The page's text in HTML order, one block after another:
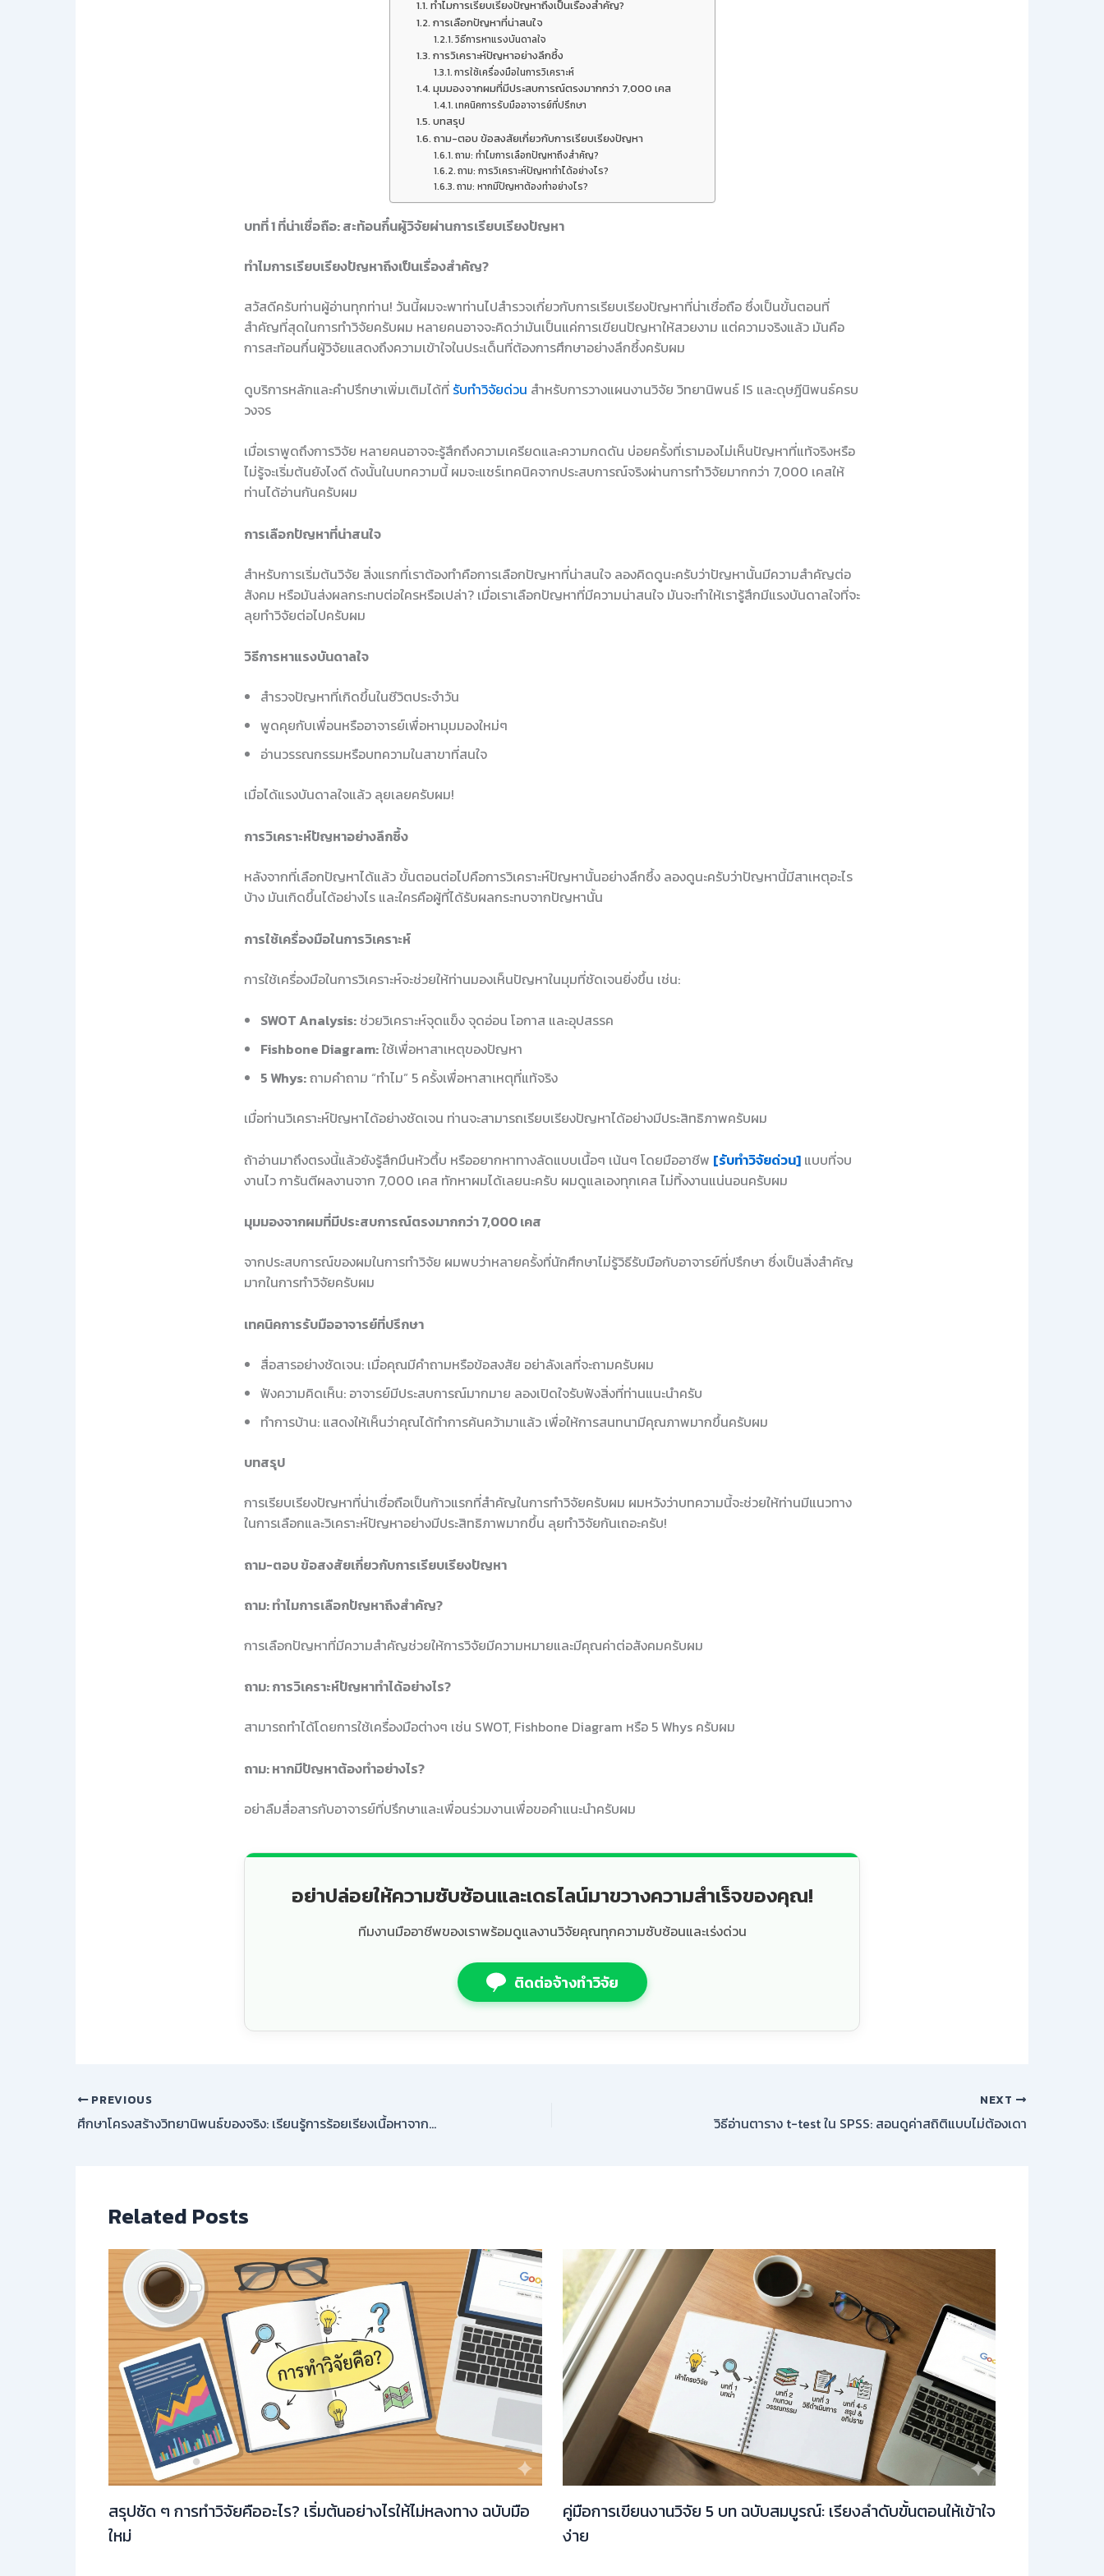
ทำไมการเรียบเรียงปัญหาถึงเป็นเรื่องสำคัญ?
การเลือกปัญหาที่น่าสนใจ
วิธีการหาแรงบันดาลใจ
การวิเคราะห์ปัญหาอย่างลึกซึ้ง
การใช้เครื่องมือในการวิเคราะห์
มุมมองจากผมที่มีประสบการณ์ตรงมากกว่า 7,000 เคส
เทคนิคการรับมืออาจารย์ที่ปรึกษา
บทสรุป
ถาม-ตอบ ข้อสงสัยเกี่ยวกับการเรียบเรียงปัญหา
ถาม: ทำไมการเลือกปัญหาถึงสำคัญ?
ถาม: การวิเคราะห์ปัญหาทำได้อย่างไร?
ถาม: หากมีปัญหาต้องทำอย่างไร?
บทที่ 1 ที่น่าเชื่อถือ: สะท้อนกึ๋นผู้วิจัยผ่านการเรียบเรียงปัญหา
ทำไมการเรียบเรียงปัญหาถึงเป็นเรื่องสำคัญ?
สวัสดีครับท่านผู้อ่านทุกท่าน! วันนี้ผมจะพาท่านไปสำรวจเกี่ยวกับการเรียบเรียงปัญหาที่น่าเชื่อถือ ซึ่งเป็นขั้นตอนที่
สำคัญที่สุดในการทำวิจัยครับผม หลายคนอาจจะคิดว่ามันเป็นแค่การเขียนปัญหาให้สวยงาม แต่ความจริงแล้ว มันคือ
การสะท้อนกึ๋นผู้วิจัยแสดงถึงความเข้าใจในประเด็นที่ต้องการศึกษาอย่างลึกซึ้งครับผม
ดูบริการหลักและคำปรึกษาเพิ่มเติมได้ที่ รับทำวิจัยด่วน สำหรับการวางแผนงานวิจัย วิทยานิพนธ์ IS และดุษฎีนิพนธ์ครบ
วงจร
เมื่อเราพูดถึงการวิจัย หลายคนอาจจะรู้สึกถึงความเครียดและความกดดัน บ่อยครั้งที่เรามองไม่เห็นปัญหาที่แท้จริงหรือ
ไม่รู้จะเริ่มต้นยังไงดี ดังนั้นในบทความนี้ ผมจะแชร์เทคนิคจากประสบการณ์จริงผ่านการทำวิจัยมากกว่า 7,000 เคสให้
ท่านได้อ่านกันครับผม
การเลือกปัญหาที่น่าสนใจ
สำหรับการเริ่มต้นวิจัย สิ่งแรกที่เราต้องทำคือการเลือกปัญหาที่น่าสนใจ ลองคิดดูนะครับว่าปัญหานั้นมีความสำคัญต่อ
สังคม หรือมันส่งผลกระทบต่อใครหรือเปล่า? เมื่อเราเลือกปัญหาที่มีความน่าสนใจ มันจะทำให้เรารู้สึกมีแรงบันดาลใจที่จะ
ลุยทำวิจัยต่อไปครับผม
วิธีการหาแรงบันดาลใจ
สำรวจปัญหาที่เกิดขึ้นในชีวิตประจำวัน
พูดคุยกับเพื่อนหรืออาจารย์เพื่อหามุมมองใหม่ๆ
อ่านวรรณกรรมหรือบทความในสาขาที่สนใจ
เมื่อได้แรงบันดาลใจแล้ว ลุยเลยครับผม!
การวิเคราะห์ปัญหาอย่างลึกซึ้ง
หลังจากที่เลือกปัญหาได้แล้ว ขั้นตอนต่อไปคือการวิเคราะห์ปัญหานั้นอย่างลึกซึ้ง ลองดูนะครับว่าปัญหานี้มีสาเหตุอะไร
บ้าง มันเกิดขึ้นได้อย่างไร และใครคือผู้ที่ได้รับผลกระทบจากปัญหานั้น
การใช้เครื่องมือในการวิเคราะห์
การใช้เครื่องมือในการวิเคราะห์จะช่วยให้ท่านมองเห็นปัญหาในมุมที่ชัดเจนยิ่งขึ้น เช่น:
SWOT Analysis: ช่วยวิเคราะห์จุดแข็ง จุดอ่อน โอกาส และอุปสรรค
Fishbone Diagram:ใช้เพื่อหาสาเหตุของปัญหา
5 Whys:ถามคำถาม “ทำไม” 5 ครั้งเพื่อหาสาเหตุที่แท้จริง
เมื่อท่านวิเคราะห์ปัญหาได้อย่างชัดเจน ท่านจะสามารถเรียบเรียงปัญหาได้อย่างมีประสิทธิภาพครับผม
ถ้าอ่านมาถึงตรงนี้แล้วยังรู้สึกมึนหัวตึ้บ หรืออยากหาทางลัดแบบเนื้อๆ เน้นๆ โดยมืออาชีพ [รับทำวิจัยด่วน] แบบที่จบ
งานไว การันตีผลงานจาก 7,000 เคส ทักหาผมได้เลยนะครับ ผมดูแลเองทุกเคส ไม่ทิ้งงานแน่นอนครับผม
มุมมองจากผมที่มีประสบการณ์ตรงมากกว่า 7,000 เคส
จากประสบการณ์ของผมในการทำวิจัย ผมพบว่าหลายครั้งที่นักศึกษาไม่รู้วิธีรับมือกับอาจารย์ที่ปรึกษา ซึ่งเป็นสิ่งสำคัญ
มากในการทำวิจัยครับผม
เทคนิคการรับมืออาจารย์ที่ปรึกษา
สื่อสารอย่างชัดเจน: เมื่อคุณมีคำถามหรือข้อสงสัย อย่าลังเลที่จะถามครับผม
ฟังความคิดเห็น: อาจารย์มีประสบการณ์มากมาย ลองเปิดใจรับฟังสิ่งที่ท่านแนะนำครับ
ทำการบ้าน: แสดงให้เห็นว่าคุณได้ทำการค้นคว้ามาแล้ว เพื่อให้การสนทนามีคุณภาพมากขึ้นครับผม
บทสรุป
การเรียบเรียงปัญหาที่น่าเชื่อถือเป็นก้าวแรกที่สำคัญในการทำวิจัยครับผม ผมหวังว่าบทความนี้จะช่วยให้ท่านมีแนวทาง
ในการเลือกและวิเคราะห์ปัญหาอย่างมีประสิทธิภาพมากขึ้น ลุยทำวิจัยกันเถอะครับ!
ถาม-ตอบ ข้อสงสัยเกี่ยวกับการเรียบเรียงปัญหา
ถาม: ทำไมการเลือกปัญหาถึงสำคัญ?
การเลือกปัญหาที่มีความสำคัญช่วยให้การวิจัยมีความหมายและมีคุณค่าต่อสังคมครับผม
ถาม: การวิเคราะห์ปัญหาทำได้อย่างไร?
สามารถทำได้โดยการใช้เครื่องมือต่างๆ เช่น SWOT, Fishbone Diagram หรือ 5 Whys ครับผม
ถาม: หากมีปัญหาต้องทำอย่างไร?
อย่าลืมสื่อสารกับอาจารย์ที่ปรึกษาและเพื่อนร่วมงานเพื่อขอคำแนะนำครับผม
อย่าปล่อยให้ความซับซ้อนและเดธไลน์มาขวางความสำเร็จของคุณ!
ทีมงานมืออาชีพของเราพร้อมดูแลงานวิจัยคุณทุกความซับซ้อนและเร่งด่วน
ติดต่อจ้างทำวิจัย
PREVIOUS
ศึกษาโครงสร้างวิทยานิพนธ์ของจริง: เรียนรู้การร้อยเรียงเนื้อหาจากต้นจนจบ
NEXT
วิธีอ่านตาราง t-test ใน SPSS: สอนดูค่าสถิติแบบไม่ต้องเดา
Related Posts
สรุปชัด ๆ การทำวิจัยคืออะไร? เริ่มต้นอย่างไรให้ไม่หลงทาง ฉบับมือ
ใหม่
คู่มือการเขียนงานวิจัย 5 บท ฉบับสมบูรณ์: เรียงลำดับขั้นตอนให้เข้าใจ
ง่าย